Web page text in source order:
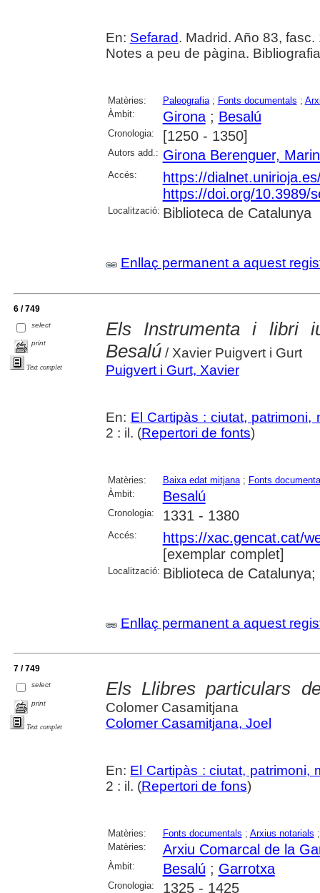
En: Sefarad. Madrid. Año 83,
Notes a peu de pàgina.
Matèries: Paleografia; Fonts documentals ;
Àmbit:
Girona; Besalú
Cronologia: [1250 - 1350]
Autors add.: Girona Berenguer,
Accés:
https://
https://doi.org/10.3989/
Localització: Biblioteca de Catalunya
Enllaç permanent a aquest
6 / 749
select
print
Text complet
Els Instrumenta i libri
Besalú/ Xavier Puigvert i Gurt
Puigvert i Gurt, Xavier
En: El Cartipàs : ciutat, patrimoni,
2 : il. (Repertori de fonts)
Matèries: Baixa edat mitjana; Fonts
Àmbit:
Besalú
Cronologia: 1331 - 1380
Accés:
https://xac.gencat.cat/
[exemplar complet]
Localització: Biblioteca de
Enllaç permanent a aquest
7 / 749
select
print
Text complet
Els Llibres particulars
Colomer Casamitjana
Colomer Casamitjana, Joel
En: El Cartipàs : ciutat, patrimoni,
2 : il. (Repertori de fons)
Matèries: Fonts documentals ; Arxius notarials
Matèries:
Arxiu Comarcal de la
Àmbit: Besalú ; Garrotxa
Cronologia: 1325 - 1425